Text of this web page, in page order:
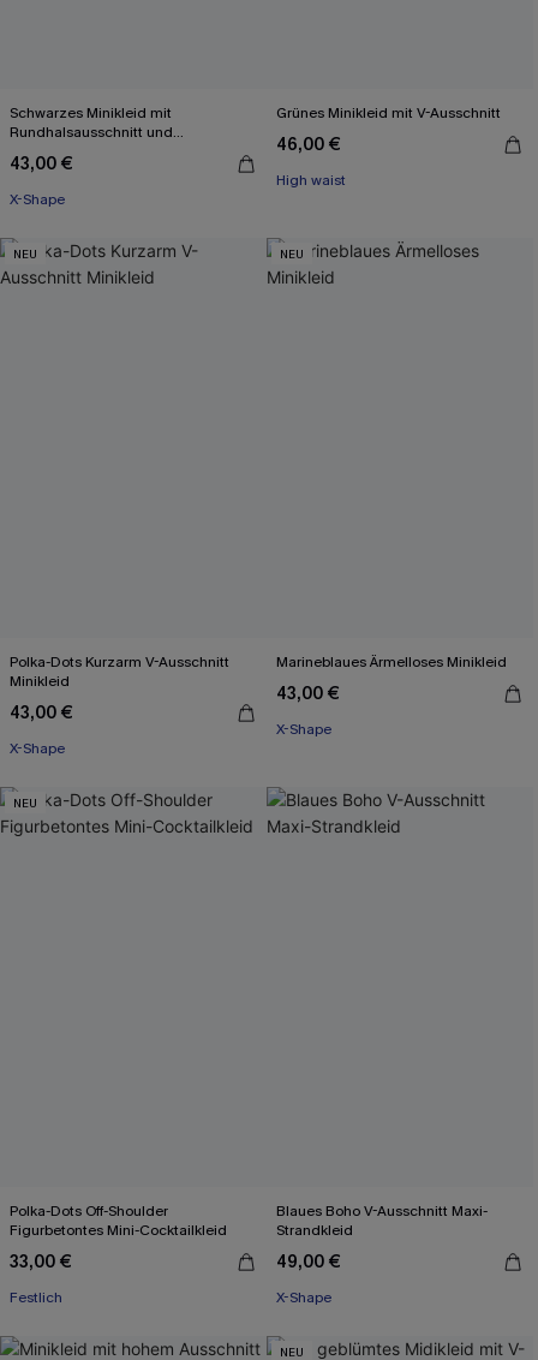
Schwarzes Minikleid mit
Rundhalsausschnitt und
43,00 €
X-Shape
Grünes Minikleid mit V-Ausschnitt
46,00 €
High waist
NEU
Polka-Dots Kurzarm V-Ausschnitt
Minikleid
43,00 €
X-Shape
NEU
Marineblaues Ärmelloses Minikleid
43,00 €
X-Shape
NEU
Polka-Dots Off-Shoulder
Figurbetontes Mini-Cocktailkleid
33,00 €
Festlich
Blaues Boho V-Ausschnitt Maxi-
Strandkleid
49,00 €
X-Shape
NEU